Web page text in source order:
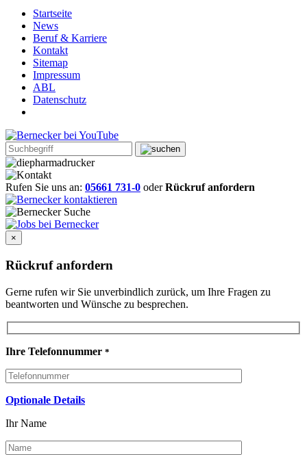
Startseite
News
Beruf & Karriere
Kontakt
Sitemap
Impressum
ABL
Datenschutz
Rufen Sie uns an: 05661 731-0 oderRückruf anfordern
×
Rückruf anfordern
Gerne rufen wir Sie unverbindlich zurück, um Ihre Fragen zu
beantworten und Wünsche zu besprechen.
Ihre Telefonnummer *
Optionale Details
Ihr Name